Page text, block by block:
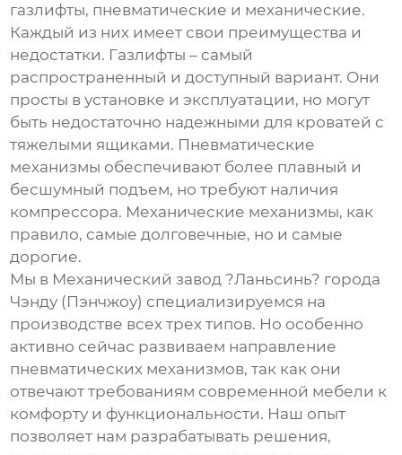
газлифты, пневматические и механические.
Каждый из них имеет свои преимущества и
недостатки. Газлифты – самый
распространенный и доступный вариант. Они
просты в установке и эксплуатации, но могут
быть недостаточно надежными для кроватей с
тяжелыми ящиками. Пневматические
механизмы обеспечивают более плавный и
бесшумный подъем, но требуют наличия
компрессора. Механические механизмы, как
правило, самые долговечные, но и самые
дорогие.
Мы в Механический завод ?Ланьсинь? города
Чэнду (Пэнчжоу) специализируемся на
производстве всех трех типов. Но особенно
активно сейчас развиваем направление
пневматических механизмов, так как они
отвечают требованиям современной мебели к
комфорту и функциональности. Наш опыт
позволяет нам разрабатывать решения,